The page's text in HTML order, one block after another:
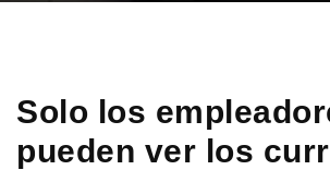
Solo los
pueden ver los